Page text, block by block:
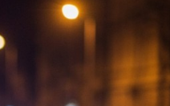
Kosmetyczka